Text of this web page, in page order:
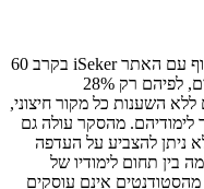
בסקר קצר שערכה חברת פרואקטיב בשיתוף עם האתר iSeker בקרב 60
סטודנטים מרחבי הארץ, עולים נתונים דומים, לפיהם רק 28%
השענות כל מקור חיצוני,
לימודיהם. מהסקר עולה גם
ניתן להצביע על העדפה
בין תחום לימודיו של
הסטודנט לבין תחום עבודתו, עולה כי 53% מהסטודנטים אינם עוסקים